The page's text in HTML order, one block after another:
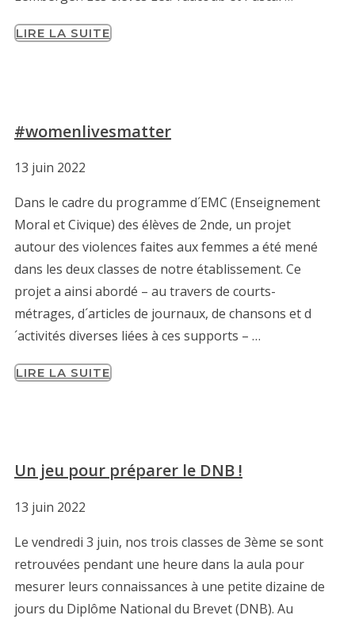
LIRE LA SUITE
#womenlivesmatter
13 juin 2022
Dans le cadre du programme d´EMC (Enseignement
Moral et Civique) des élèves de 2nde, un projet
autour des violences faites aux femmes a été mené
dans les deux classes de notre établissement. Ce
projet a ainsi abordé – au travers de courts-
métrages, d´articles de journaux, de chansons et d
´activités diverses liées à ces supports – …
LIRE LA SUITE
Un jeu pour préparer le DNB !
13 juin 2022
Le vendredi 3 juin, nos trois classes de 3ème se sont
retrouvées pendant une heure dans la aula pour
mesurer leurs connaissances à une petite dizaine de
jours du Diplôme National du Brevet (DNB). Au